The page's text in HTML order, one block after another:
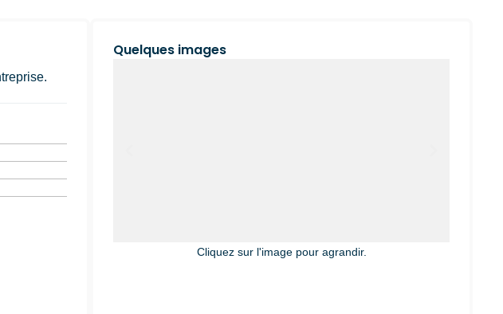
Quelques images
Cliquez sur l'image pour agrandir.